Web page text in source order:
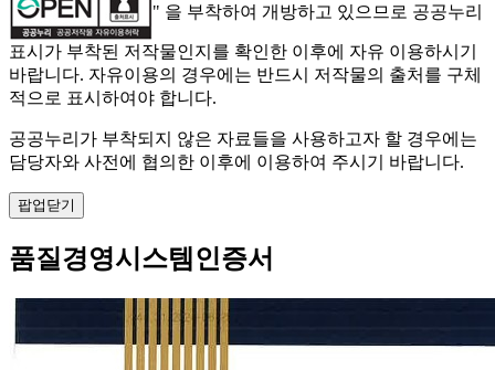
" 을 부착하여 개방하고 있으므로 공공누리
표시가 부착된 저작물인지를 확인한 이후에 자유 이용하시기
바랍니다. 자유이용의 경우에는 반드시 저작물의 출처를 구체
적으로 표시하여야 합니다.
공공누리가 부착되지 않은 자료들을 사용하고자 할 경우에는
담당자와 사전에 협의한 이후에 이용하여 주시기 바랍니다.
팝업닫기
품질경영시스템인증서